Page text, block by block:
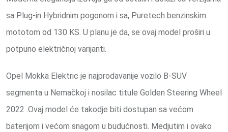
sa Plug-in Hybridnim pogonom i sa, Puretech benzinskim
mototom od 130 KS. U planu je da, se ovaj model proširi u
potpuno električnoj varijanti.
Opel Mokka Elektric je najprodavanije vozilo B-SUV
segmenta u Nemačkoj i nosilac titule Golden Steering Wheel
2022 .Ovaj model će takodje biti dostupan sa većom
baterijom i većom snagom u budućnosti. Medjutim i ovako